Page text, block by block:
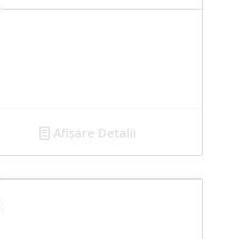
Afișare Detalii